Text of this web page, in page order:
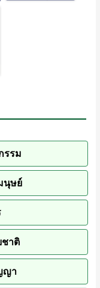
รรม
นุษย์
าติ
ญา